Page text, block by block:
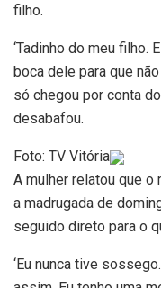
filho.
‘Tadinho do meu filho.
boca dele para que
só chegou por conta
desabafou.
Foto: TV Vitória
A mulher relatou que o
a madrugada de
seguido direto para o
‘Eu nunca tive